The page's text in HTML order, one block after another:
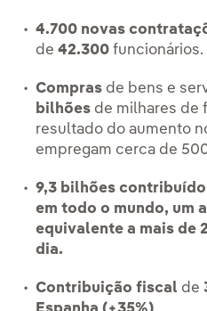
4.700 novas
de 42.300 funcionários.
Compras de bens e
bilhões de milhares de
resultado do aumento
empregam cerca de
9,3 bilhões
em todo o mundo, um
equivalente a mais de
dia.
Contribuição fiscal de